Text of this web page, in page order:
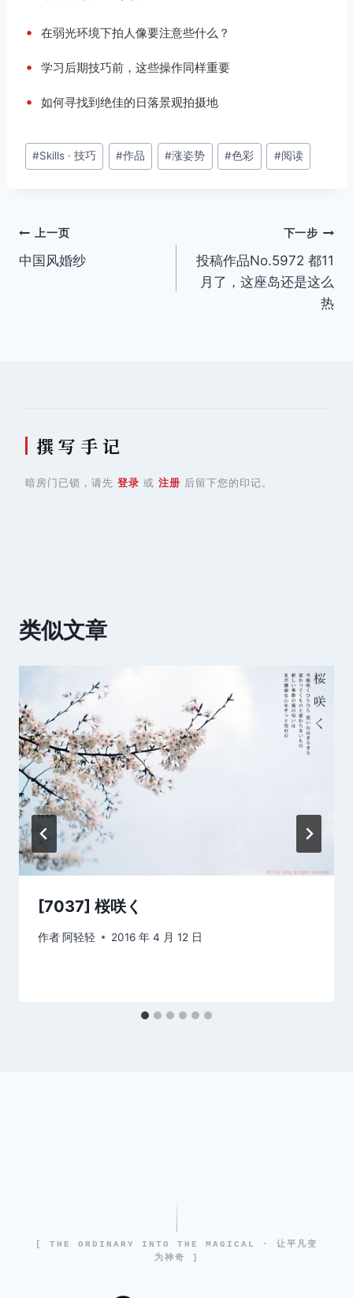
• 在弱光环境下拍人像要注意些什么？
• 学习后期技巧前，这些操作同样重要
• 如何寻找到绝佳的日落景观拍摄地
文
章
#Skills · 技巧 #作品 #涨姿势 #色彩 #阅读
文
章
上一页
中国风婚纱
下一步
投稿作品No.5972 都11
月了，这座岛还是这么
热
撰 写 手 记
暗房门已锁，请先 登录 或 注册 后留下您的印记。
类似文章
[7037] 桜咲く
作者 阿轻轻 2016 年 4 月 12 日
[ THE ORDINARY INTO THE MAGICAL · 让平凡变
为神奇 ]